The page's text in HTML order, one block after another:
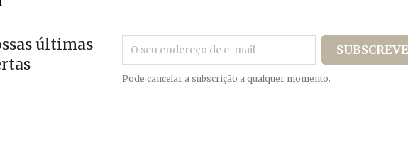
últimas
Pode cancelar a subscrição a qualquer momento.